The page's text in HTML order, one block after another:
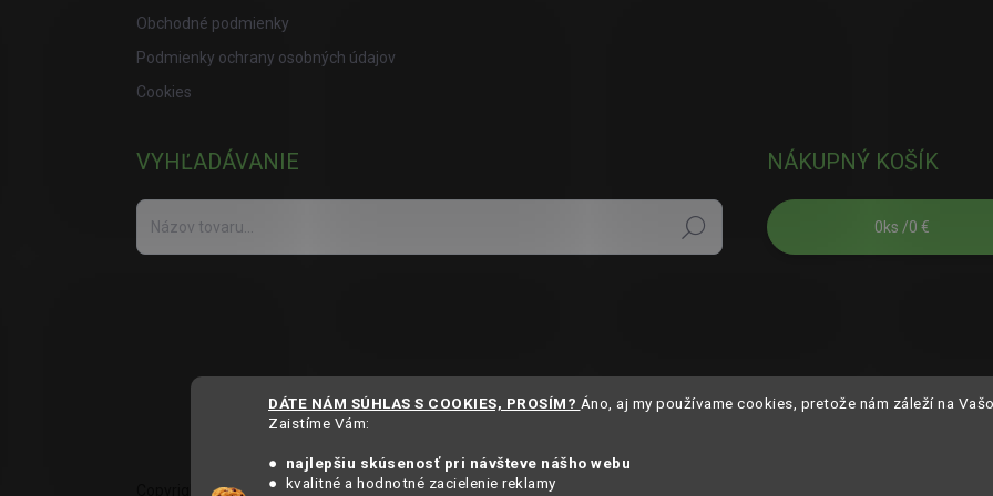
DÁTE NÁM SÚHLAS S COOKIES, PROSÍM? Áno, aj my používame cookies, pretože nám záleží na
Zaistíme Vám:
● najlepšiu skúsenosť pri návšteve nášho webu
● kvalitné a hodnotné zacielenie reklamy
Obchodné podmienky
Podmienky ochrany osobných údajov
Cookies
VYHĽADÁVANIE
Hľadať
NÁKUPNÝ KOŠÍK
0ks /0 €
Copyright 2025 MámeChuť